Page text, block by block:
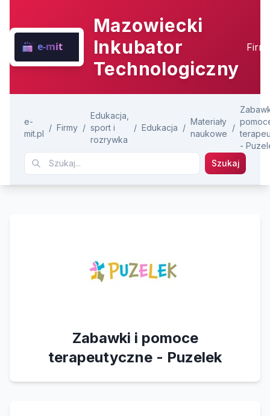
Mazowiecki
Inkubator
Technologiczny
e-
mit.pl
/ Firmy /
Edukacja,
sport i
rozrywka
/ Edukacja /
Materiały
naukowe
/
-
Szukaj
Zabawki i pomoce
terapeutyczne - Puzelek